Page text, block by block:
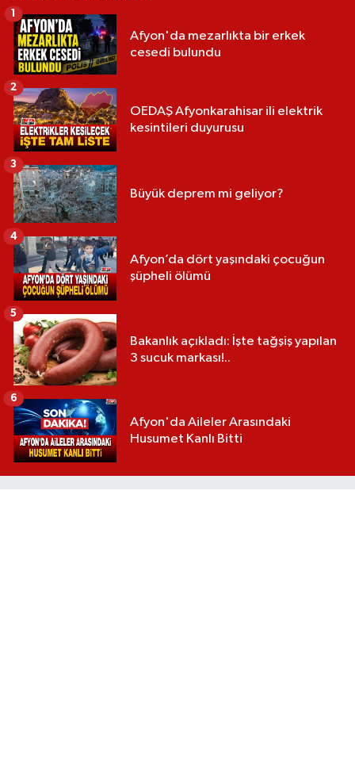
Afyon'da mezarlıkta bir erkek
cesedi bulundu
1
OEDAŞ Afyonkarahisar ili elektrik
kesintileri duyurusu
2
Büyük deprem mi geliyor?
3
Afyon’da dört yaşındaki çocuğun
şüpheli ölümü
4
Bakanlık açıkladı: İşte tağşiş yapılan
3 sucuk markası!..
5
Afyon'da Aileler Arasındaki
Husumet Kanlı Bitti
6